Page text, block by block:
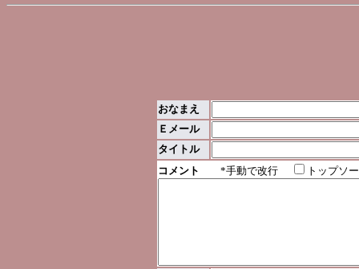
おなまえ
Ｅメール
タイトル
コメント *手動で改行 トップソ